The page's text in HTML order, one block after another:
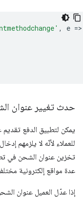
, e =>
حدث تغيير عنوان
يمكن لتطبيق الدفع تقديم
للعملاء لأنّه لا يلزمهم
تخزين عنوان الشحن في
عدة مواقع إلكترونية
إذا عدّل العميل عنوان